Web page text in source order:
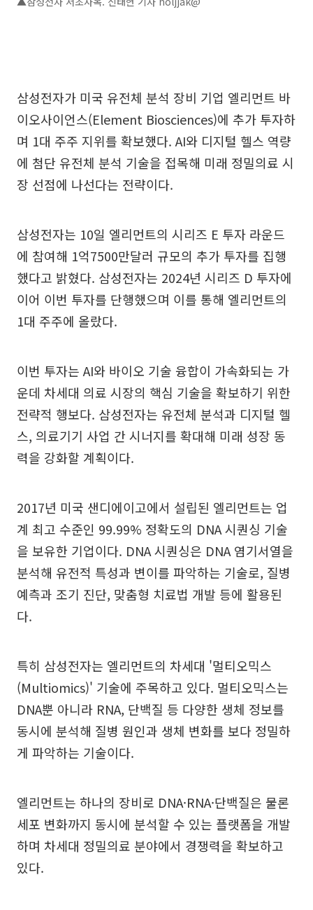
삼성전자가 미국 유전체 분석 장비 기업 엘리먼트 바
이오사이언스(Element Biosciences)에 추가 투자하
며 1대 주주 지위를 확보했다. AI와 디지털 헬스 역량
에 첨단 유전체 분석 기술을 접목해 미래 정밀의료 시
장 선점에 나선다는 전략이다.
삼성전자는 10일 엘리먼트의 시리즈 E 투자 라운드
에 참여해 1억7500만달러 규모의 추가 투자를 집행
했다고 밝혔다. 삼성전자는 2024년 시리즈 D 투자에
이어 이번 투자를 단행했으며 이를 통해 엘리먼트의
1대 주주에 올랐다.
이번 투자는 AI와 바이오 기술 융합이 가속화되는 가
운데 차세대 의료 시장의 핵심 기술을 확보하기 위한
전략적 행보다. 삼성전자는 유전체 분석과 디지털 헬
스, 의료기기 사업 간 시너지를 확대해 미래 성장 동
력을 강화할 계획이다.
2017년 미국 샌디에이고에서 설립된 엘리먼트는 업
계 최고 수준인 99.99% 정확도의 DNA 시퀀싱 기술
을 보유한 기업이다. DNA 시퀀싱은 DNA 염기서열을
분석해 유전적 특성과 변이를 파악하는 기술로, 질병
예측과 조기 진단, 맞춤형 치료법 개발 등에 활용된
다.
특히 삼성전자는 엘리먼트의 차세대 '멀티오믹스
(Multiomics)' 기술에 주목하고 있다. 멀티오믹스는
DNA뿐 아니라 RNA, 단백질 등 다양한 생체 정보를
동시에 분석해 질병 원인과 생체 변화를 보다 정밀하
게 파악하는 기술이다.
엘리먼트는 하나의 장비로 DNA·RNA·단백질은 물론
세포 변화까지 동시에 분석할 수 있는 플랫폼을 개발
하며 차세대 정밀의료 분야에서 경쟁력을 확보하고
있다.